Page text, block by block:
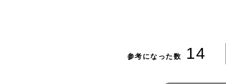
参考になった数 14